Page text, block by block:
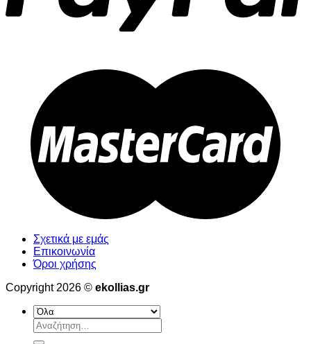
Σχετικά με εμάς
Επικοινωνία
Όροι χρήσης
Copyright 2026 © ekollias.gr
Αναζήτηση
για: